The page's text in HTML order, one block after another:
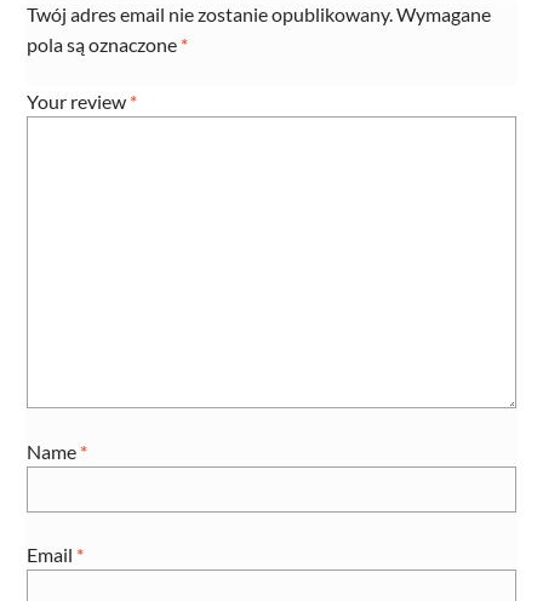
Twój adres email nie zostanie opublikowany. Wymagane
pola są oznaczone *
Your review *
Name *
Email *